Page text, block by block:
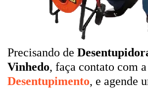
Precisando de
Vinhedo, faça contato com a
Desentupimento, e agende